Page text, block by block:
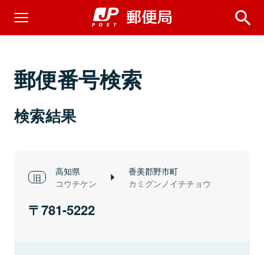
郵便番号検索
検索結果
高知県
コウチケン
香美郡野市町
カミグンノイチチョウ
781-5222